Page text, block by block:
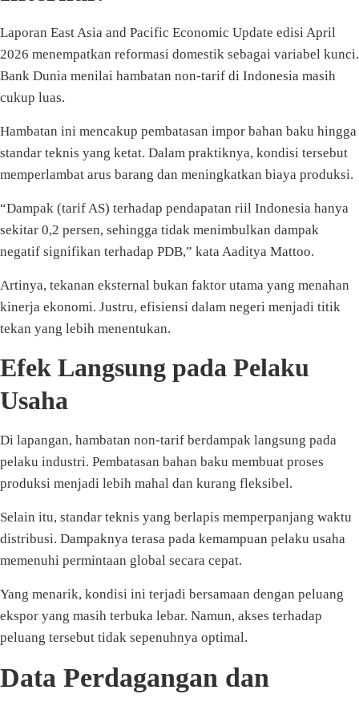
Laporan East Asia and Pacific Economic Update edisi April
2026 menempatkan reformasi domestik sebagai variabel kunci.
Bank Dunia menilai hambatan non-tarif di Indonesia masih
cukup luas.
Hambatan ini mencakup pembatasan impor bahan baku hingga
standar teknis yang ketat. Dalam praktiknya, kondisi tersebut
memperlambat arus barang dan meningkatkan biaya produksi.
“Dampak (tarif AS) terhadap pendapatan riil Indonesia hanya
sekitar 0,2 persen, sehingga tidak menimbulkan dampak
negatif signifikan terhadap PDB,” kata Aaditya Mattoo.
Artinya, tekanan eksternal bukan faktor utama yang menahan
kinerja ekonomi. Justru, efisiensi dalam negeri menjadi titik
tekan yang lebih menentukan.
Efek Langsung pada Pelaku
Usaha
Di lapangan, hambatan non-tarif berdampak langsung pada
pelaku industri. Pembatasan bahan baku membuat proses
produksi menjadi lebih mahal dan kurang fleksibel.
Selain itu, standar teknis yang berlapis memperpanjang waktu
distribusi. Dampaknya terasa pada kemampuan pelaku usaha
memenuhi permintaan global secara cepat.
Yang menarik, kondisi ini terjadi bersamaan dengan peluang
ekspor yang masih terbuka lebar. Namun, akses terhadap
peluang tersebut tidak sepenuhnya optimal.
Data Perdagangan dan